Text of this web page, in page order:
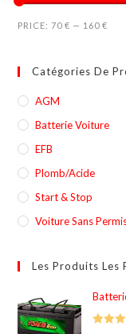
PRICE:70 € — 160 €
Catégories De
AGM
Batterie Voiture
EFB
Plomb/Acide
Start & Stop
Voiture Sans
Les Produits Les